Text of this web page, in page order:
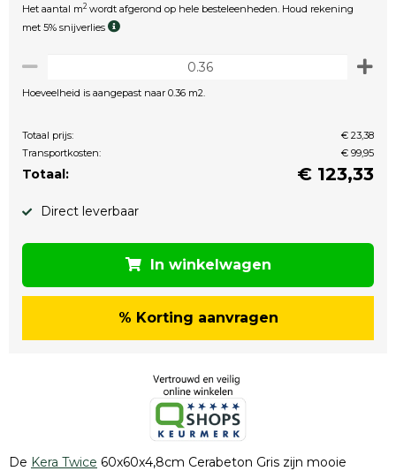
Het aantal m2 wordt afgerond op hele besteleenheden. Houd rekening
met 5% snijverlies
Hoeveelheid is aangepast naar 0.36 m2.
Totaal prijs:
€ 23,38
Transportkosten:
€ 99,95
Totaal: € 123,33
Direct leverbaar
In winkelwagen
% Korting aanvragen
De Kera Twice 60x60x4,8cm Cerabeton Gris zijn mooie